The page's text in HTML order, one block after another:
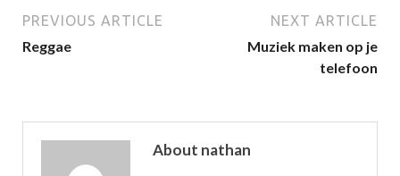
PREVIOUS ARTICLE
Reggae
NEXT ARTICLE
Muziek maken op je
telefoon
About nathan